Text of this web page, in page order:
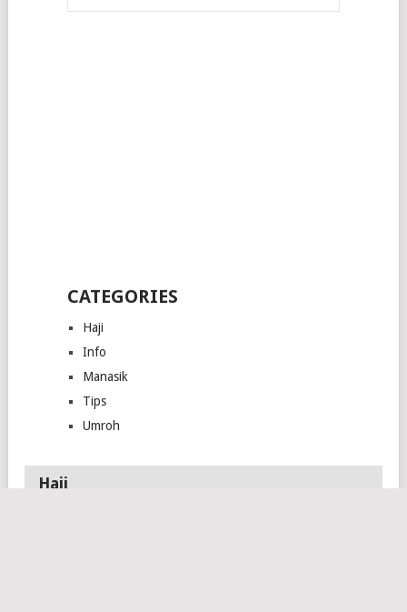
CATEGORIES
Haji
Info
Manasik
Tips
Umroh
Haji